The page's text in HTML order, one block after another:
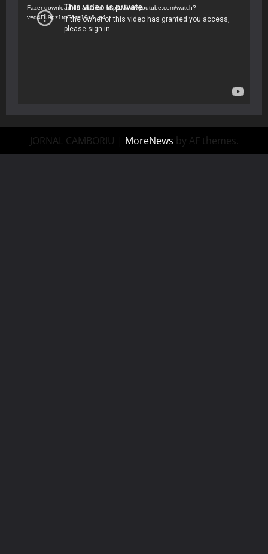
vídeo
Fazer download do arquivo: https://www.youtube.com/watch?
v=d4Fu9gz1tqE&t=19s&_=4
JORNAL CAMBORIU | MoreNews by AF themes.